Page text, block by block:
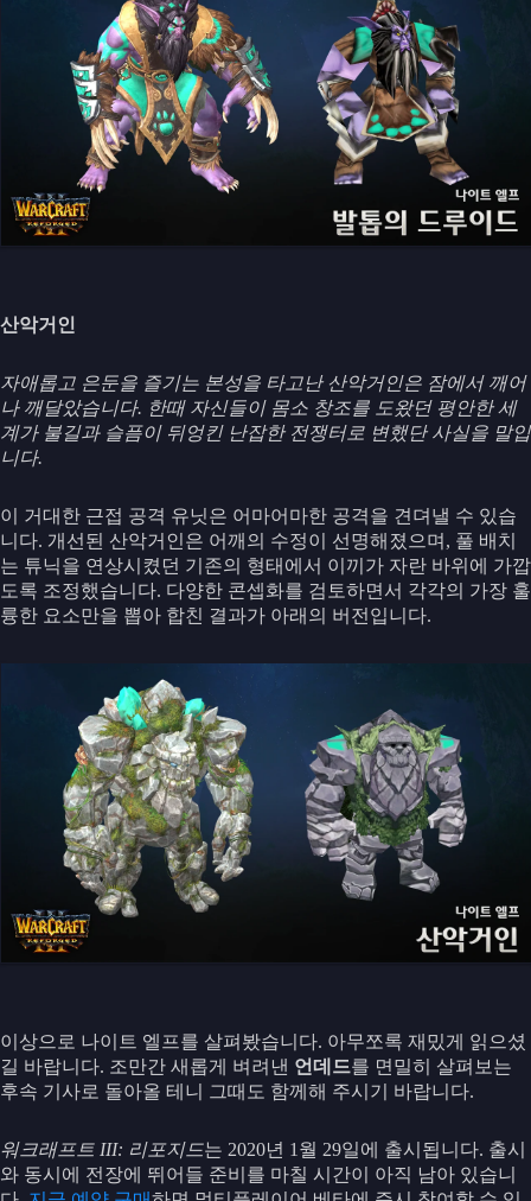
산악거인
자애롭고 은둔을 즐기는 본성을 타고난 산악거인은 잠에서 깨어
나 깨달았습니다. 한때 자신들이 몸소 창조를 도왔던 평안한 세
계가 불길과 슬픔이 뒤엉킨 난잡한 전쟁터로 변했단 사실을 말입
니다.
이 거대한 근접 공격 유닛은 어마어마한 공격을 견뎌낼 수 있습
니다. 개선된 산악거인은 어깨의 수정이 선명해졌으며, 풀 배치
는 튜닉을 연상시켰던 기존의 형태에서 이끼가 자란 바위에 가깝
도록 조정했습니다. 다양한 콘셉화를 검토하면서 각각의 가장 훌
륭한 요소만을 뽑아 합친 결과가 아래의 버전입니다.
이상으로 나이트 엘프를 살펴봤습니다. 아무쪼록 재밌게 읽으셨
길 바랍니다. 조만간 새롭게 벼려낸 언데드를 면밀히 살펴보는
후속 기사로 돌아올 테니 그때도 함께해 주시기 바랍니다.
워크래프트 III: 리포지드는 2020년 1월 29일에 출시됩니다. 출시
와 동시에 전장에 뛰어들 준비를 마칠 시간이 아직 남아 있습니